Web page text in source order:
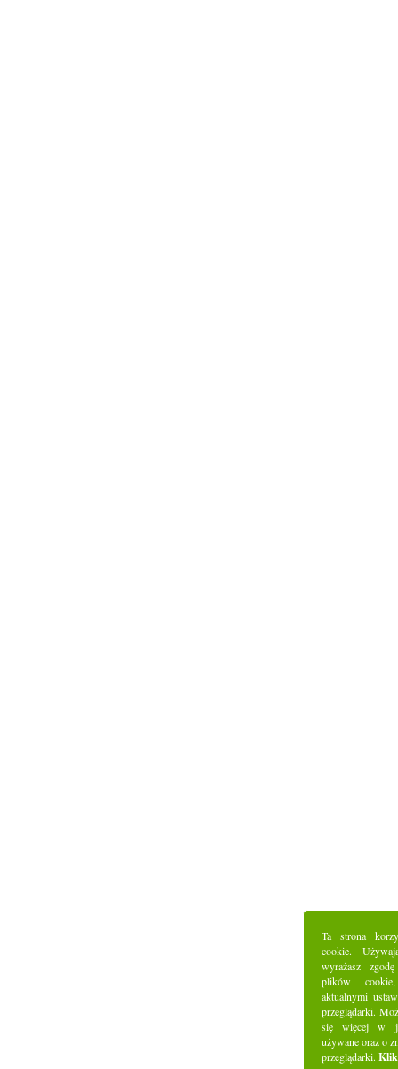
Ta strona
cookie.
wyrażasz
plików
aktualnymi
przeglądarki.
się więcej w
używane oraz o
przeglądarki.